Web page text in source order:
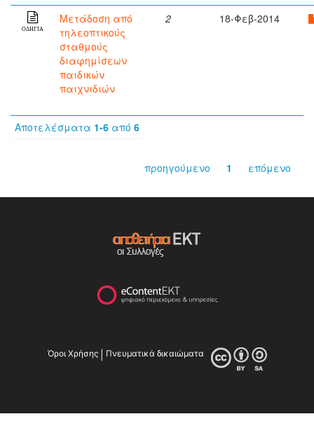
ΟΔΗΓΙΑ
Μετάδοση από
τηλεοπτικούς
σταθμούς
διαφημίσεων
παιδικών
παιχνιδιών
2 18-Φεβ-2014
Αποτελέσματα 1-6 από 6
προηγούμενο 1 επόμενο